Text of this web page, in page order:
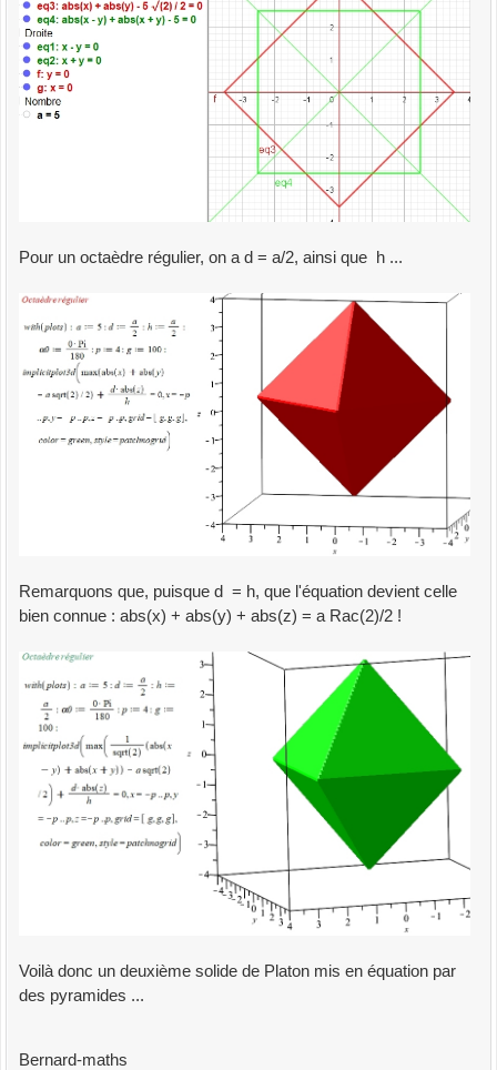
Pour un octaèdre régulier, on a d = a/2, ainsi que h ...
Remarquons que, puisque d = h, que l'équation devient celle
bien connue : abs(x) + abs(y) + abs(z) = a Rac(2)/2 !
Voilà donc un deuxième solide de Platon mis en équation par
des pyramides ...
Bernard-maths